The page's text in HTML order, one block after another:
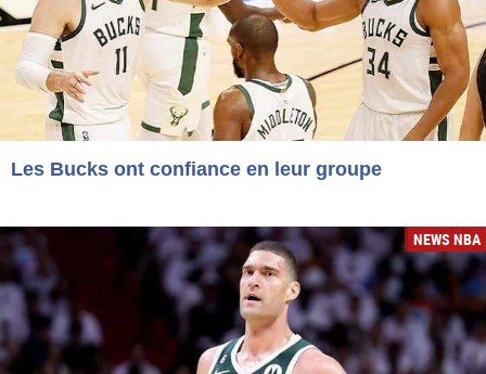
Les Bucks ont confiance en leur groupe
NEWS NBA